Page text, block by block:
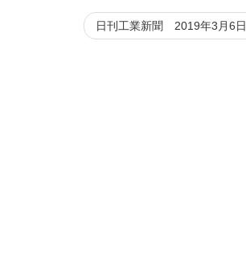
日刊工業新聞 2019年3月6日